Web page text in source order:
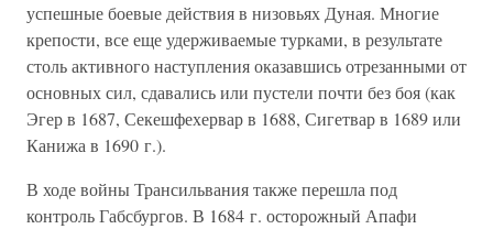
успешные боевые действия в низовьях Дуная. Многие
крепости, все еще удерживаемые турками, в результате
столь активного наступления оказавшись отрезанными от
основных сил, сдавались или пустели почти без боя (как
Эгер в 1687, Секешфехервар в 1688, Сигетвар в 1689 или
Канижа в 1690 г.).
В ходе войны Трансильвания также перешла под
контроль Габсбургов. В 1684 г. осторожный Апафи